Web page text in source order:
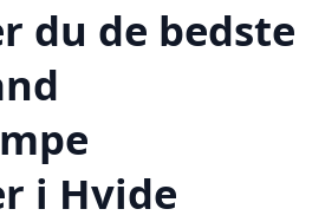
du de bedste
i Hvide